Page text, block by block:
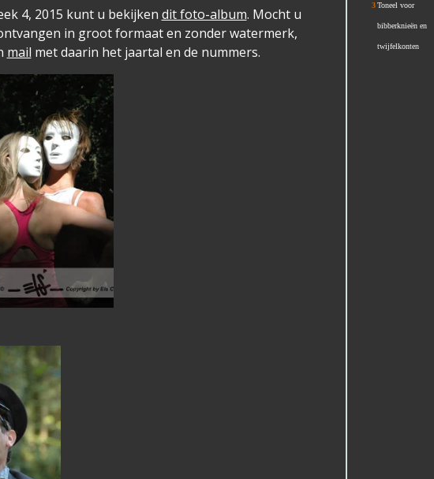
4, 2015 kunt u bekijken dit foto-album. Mocht u
in groot formaat en zonder watermerk,
mail met daarin het jaartal en de nummers.
3 Toneel voor
bibberknieën en
twijfelkonten